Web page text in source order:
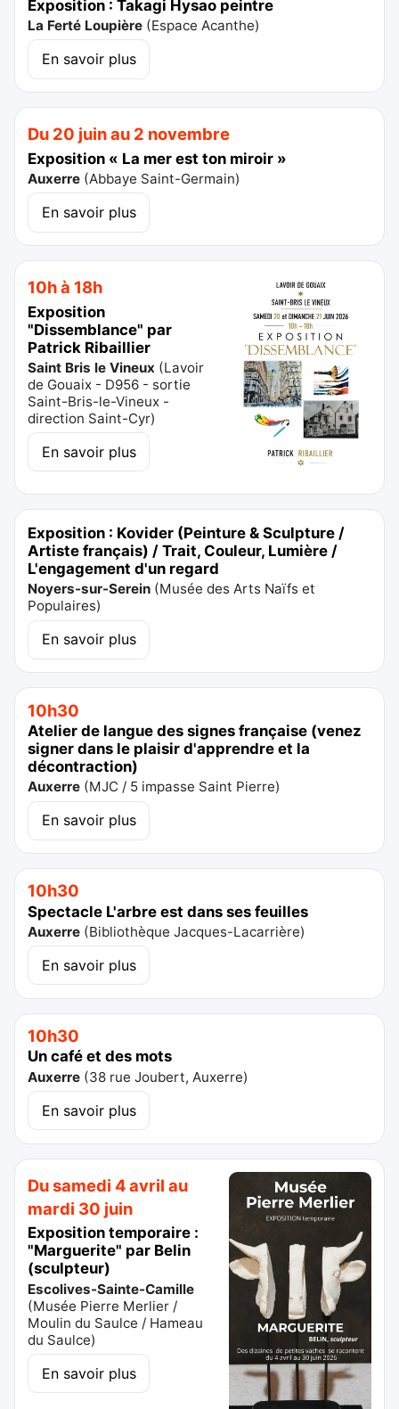
Exposition : Takagi Hysao peintre
La Ferté Loupière (Espace Acanthe)
En savoir plus
Du 20 juin au 2 novembre
Exposition « La mer est ton miroir »
Auxerre (Abbaye Saint-Germain)
En savoir plus
10h à 18h
Exposition
"Dissemblance" par
Patrick Ribaillier
Saint Bris le Vineux (Lavoir
de Gouaix - D956 - sortie
Saint-Bris-le-Vineux -
direction Saint-Cyr)
En savoir plus
Exposition : Kovider (Peinture & Sculpture /
Artiste français) / Trait, Couleur, Lumière /
L'engagement d'un regard
Noyers-sur-Serein (Musée des Arts Naïfs et
Populaires)
En savoir plus
10h30
Atelier de langue des signes française (venez
signer dans le plaisir d'apprendre et la
décontraction)
Auxerre (MJC / 5 impasse Saint Pierre)
En savoir plus
10h30
Spectacle L'arbre est dans ses feuilles
Auxerre (Bibliothèque Jacques-Lacarrière)
En savoir plus
10h30
Un café et des mots
Auxerre (38 rue Joubert, Auxerre)
En savoir plus
Du samedi 4 avril au
mardi 30 juin
Exposition temporaire :
"Marguerite" par Belin
(sculpteur)
Escolives-Sainte-Camille
(Musée Pierre Merlier /
Moulin du Saulce / Hameau
du Saulce)
En savoir plus